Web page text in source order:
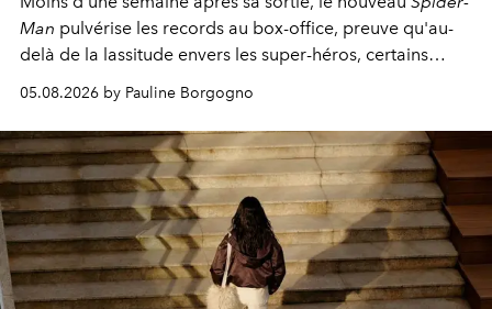
Man pulvérise les records au box-office, preuve qu'au-
delà de la lassitude envers les super-héros, certains
personnages continuent de susciter une ferveur intacte.
05.08.2026 by Pauline Borgogno